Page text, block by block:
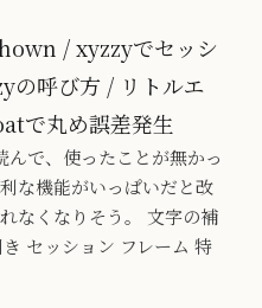
/ xyzzyでセッシ
の呼び方 / リトルエ
で丸め誤差発生
で、使ったことが無かっ
な機能がいっぱいだと改
なくなりそう。 文字の補
セッション フレーム 特